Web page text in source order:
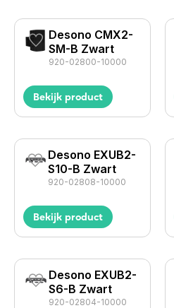
Desono CMX2-
SM-B Zwart
920-02800-10000
Bekijk product
Desono EXUB2-
S10-B Zwart
920-02808-10000
Bekijk product
Desono EXUB2-
S6-B Zwart
920-02804-10000